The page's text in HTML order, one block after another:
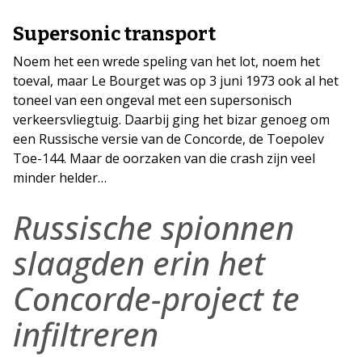
Supersonic transport
Noem het een wrede speling van het lot, noem het
toeval, maar Le Bourget was op 3 juni 1973 ook al het
toneel van een ongeval met een supersonisch
verkeersvliegtuig. Daarbij ging het bizar genoeg om
een Russische versie van de Concorde, de Toepolev
Toe-144. Maar de oorzaken van die crash zijn veel
minder helder…
Russische spionnen
slaagden erin het
Concorde-project te
infiltreren